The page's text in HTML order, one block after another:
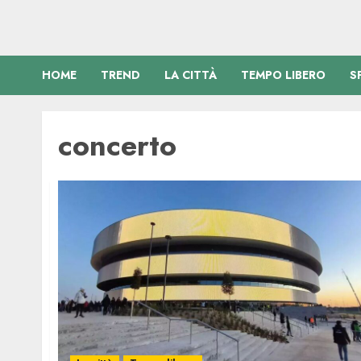
HOME TREND LA CITTÀ TEMPO LIBERO
concerto